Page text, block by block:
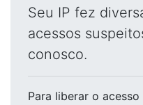
Seu IP fez
acessos
conosco.
Para liberar o acesso